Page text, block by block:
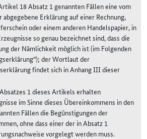
18 Absatz 1 genannten Fällen eine vom
Erklärung auf einer Rechnung,
oder einem anderen Handelspapier, in
so genau bezeichnet sind, dass die
der Nämlichkeit möglich ist (im Folgenden
der Wortlaut der
findet sich in Anhang III dieser
1 dieses Artikels erhalten
im Sinne dieses Übereinkommens in den
Fällen die Begünstigungen der
ohne dass einer der in Absatz 1
vorgelegt werden muss.